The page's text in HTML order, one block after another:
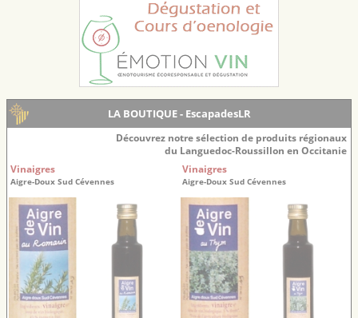
LA BOUTIQUE - EscapadesLR
Découvrez notre sélection de produits régionaux
du Languedoc-Roussillon en Occitanie
Vinaigres
Aigre-Doux Sud Cévennes
Vinaigres
Aigre-Doux Sud Cévennes